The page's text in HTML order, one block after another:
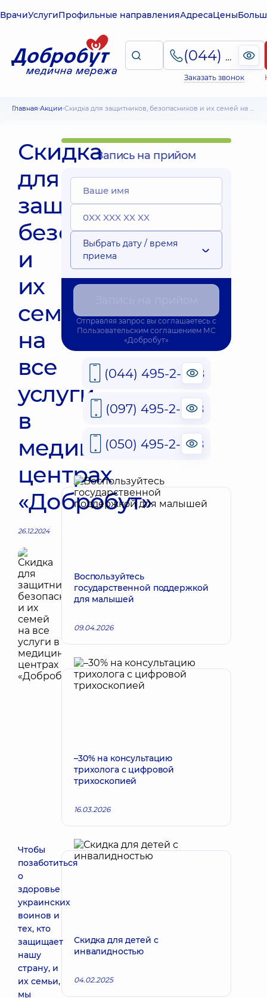
ВрачиУслугиПрофильные направленияАдресаЦены
(044) 495-2-888
Заказать звонок
Главная Акции Скидка для защитников, безопасников и их семей на все услуги в медицинских центрах «Добробут»
Скидка
для
защитников,
безопасников
и
их
семей
на
все
услуги
в
медицинских
центрах
«Добробут»
26.12.2024
Чтобы
позаботиться
о
здоровье
украинских
воинов и
тех, кто
защищает
нашу
страну, и
их семьи,
мы
Запись на прийом
Выбрать дату / время
приема
Отправляя запрос вы соглашаетесь с
Пользовательским соглашением МС
«Добробут»
(044) 495-2-888
(097) 495-2-888
(050) 495-2-888
Воспользуйтесь
государственной поддержкой
для малышей
09.04.2026
–30% на консультацию
трихолога с цифровой
трихоскопией
16.03.2026
Скидка для детей с
инвалидностью
04.02.2025